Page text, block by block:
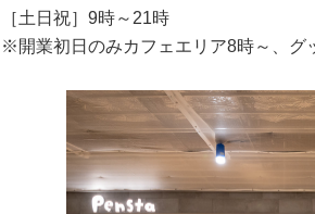
［土日祝］9時～21時
※開業初日のみカフェエリア8時～、グ